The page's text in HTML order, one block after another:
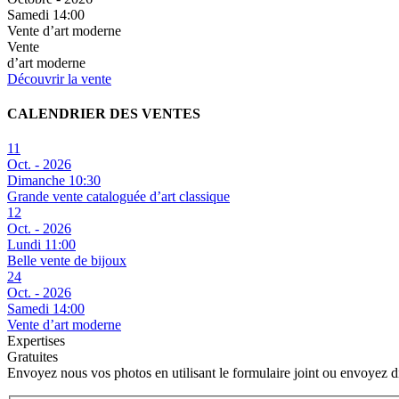
Samedi 14:00
Vente d’art moderne
Vente
d’art moderne
Découvrir la vente
CALENDRIER DES VENTES
11
Oct. - 2026
Dimanche 10:30
Grande vente cataloguée d’art classique
12
Oct. - 2026
Lundi 11:00
Belle vente de bijoux
24
Oct. - 2026
Samedi 14:00
Vente d’art moderne
Expertises
Gratuites
Envoyez nous vos photos en utilisant le formulaire joint ou envoyez